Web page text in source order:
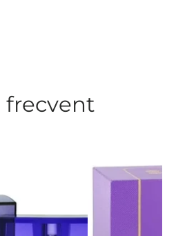
frecvent